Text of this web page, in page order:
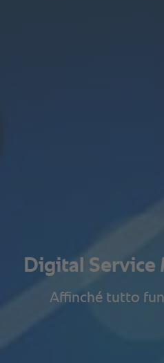
Digital Service
Affinché tutto